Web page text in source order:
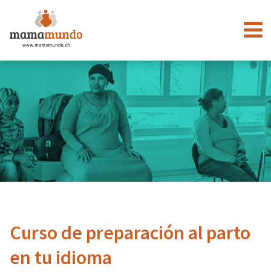
Curso de preparación al parto
en tu idioma